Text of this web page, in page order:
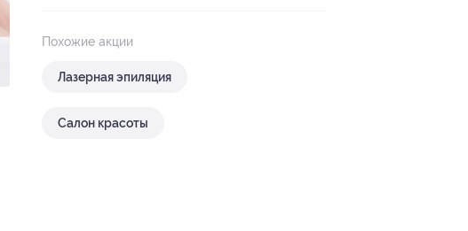
Похожие акции
Лазерная эпиляция
Салон красоты